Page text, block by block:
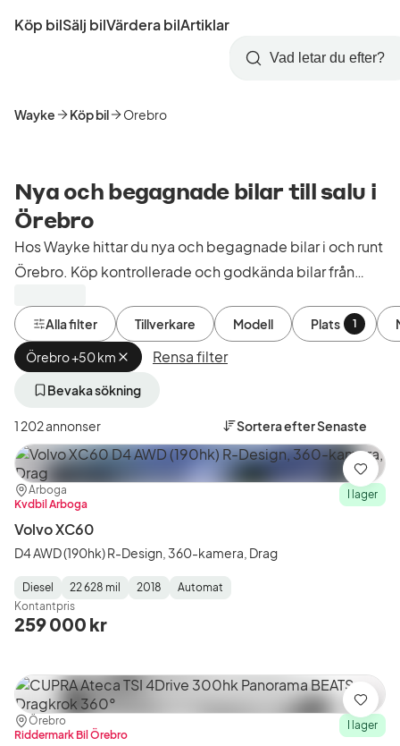
till
Startsida
Köp bilSälj bilVärdera bilArtiklar
Skapa
konto
Logga
in
Sök
Wayke Köp bil Orebro
Nya och begagnade bilar till salu i
Örebro
Hos Wayke hittar du nya och begagnade bilar i och runt
Örebro. Köp kontrollerade och godkända bilar från
Alla filter Tillverkare Modell Plats 1
Örebro +50 km Ta
bort
aktivt
km
Rensa filter
Bevaka sökning
1 202 annonser Sortera efterSenaste
Plats:
Arboga
Återförsäljare:
Kvdbil Arboga
I lager
Volvo XC60
D4 AWD (190hk) R-Design, 360-kamera, Drag
Fuel
Type:
Diesel
Mätarställning:
22 628 mil
Model
Year:
2018
Gearbox
Type:
Automat
Kontantpris
259 000 kr
Spara
Plats:
Örebro
Återförsäljare:
Riddermark Bil Örebro
I lager
Spara